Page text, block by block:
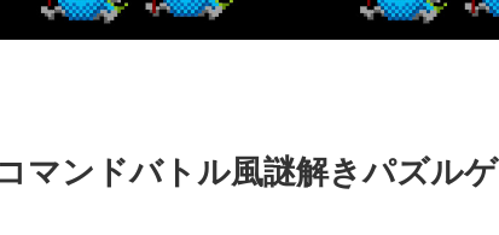
マンドバトル風謎解きパズルゲ